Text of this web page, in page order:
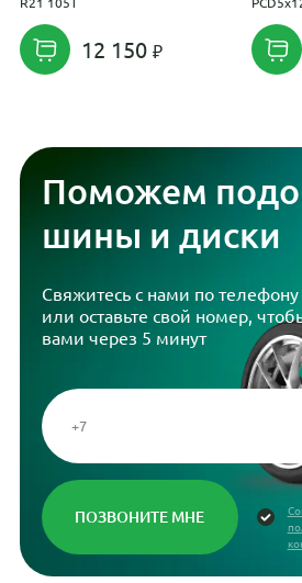
12 150
Поможем
шины и диски
Свяжитесь с нами по телефону
или оставьте свой номер,
вами через 5 минут